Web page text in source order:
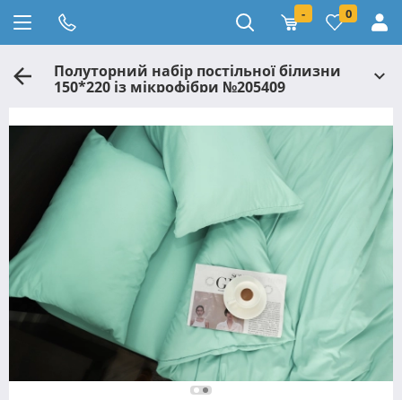
- 0
Полуторний набір постільної білизни
150*220 із мікрофібри №205409